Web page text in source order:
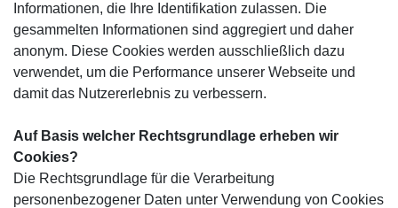
Informationen, die Ihre Identifikation zulassen. Die
gesammelten Informationen sind aggregiert und daher
anonym. Diese Cookies werden ausschließlich dazu
verwendet, um die Performance unserer Webseite und
damit das Nutzererlebnis zu verbessern.
Auf Basis welcher Rechtsgrundlage erheben wir
Cookies?
Die Rechtsgrundlage für die Verarbeitung
personenbezogener Daten unter Verwendung von Cookies